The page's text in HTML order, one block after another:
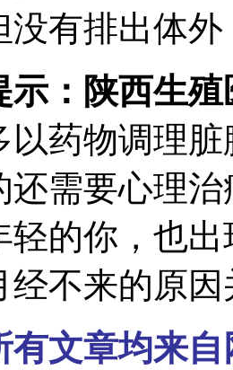
没有排出体
： 陕西生
以药物调理
还需要心理
轻的你，也
经不来的原
文章均来自